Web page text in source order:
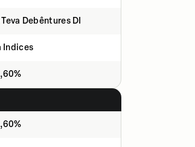
Debêntures DI
Indices